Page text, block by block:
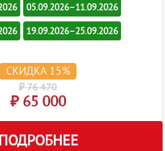
05.09.2026–11.09.2026
19.09.2026–25.09.2026
СКИДКА 15%
₽ 76 470
₽ 65 000
ПОДРОБНЕЕ